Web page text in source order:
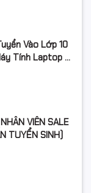
Lớp 10
Tính Laptop Gì
VIÊN SALE
TUYỂN SINH)